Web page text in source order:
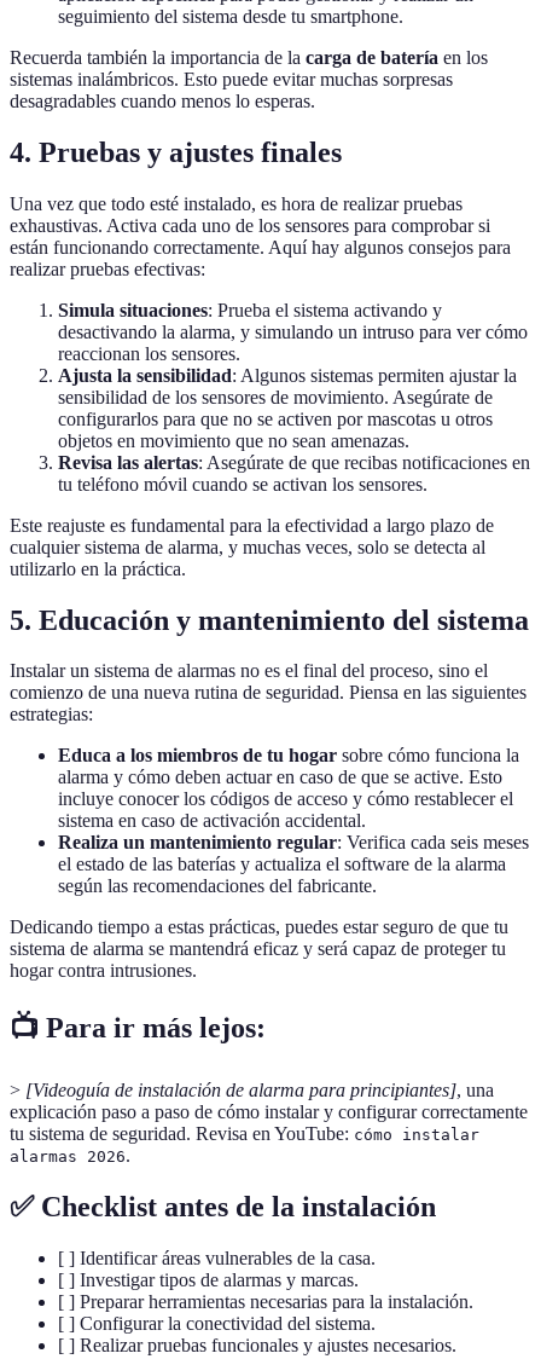
seguimiento del sistema desde tu smartphone.
Recuerda también la importancia de la carga de batería en los
sistemas inalámbricos. Esto puede evitar muchas sorpresas
desagradables cuando menos lo esperas.
4. Pruebas y ajustes finales
Una vez que todo esté instalado, es hora de realizar pruebas
exhaustivas. Activa cada uno de los sensores para comprobar si
están funcionando correctamente. Aquí hay algunos consejos para
realizar pruebas efectivas:
Simula situaciones: Prueba el sistema activando y
desactivando la alarma, y simulando un intruso para ver cómo
reaccionan los sensores.
Ajusta la sensibilidad: Algunos sistemas permiten ajustar la
sensibilidad de los sensores de movimiento. Asegúrate de
configurarlos para que no se activen por mascotas u otros
objetos en movimiento que no sean amenazas.
Revisa las alertas: Asegúrate de que recibas notificaciones en
tu teléfono móvil cuando se activan los sensores.
Este reajuste es fundamental para la efectividad a largo plazo de
cualquier sistema de alarma, y muchas veces, solo se detecta al
utilizarlo en la práctica.
5. Educación y mantenimiento del sistema
Instalar un sistema de alarmas no es el final del proceso, sino el
comienzo de una nueva rutina de seguridad. Piensa en las siguientes
estrategias:
Educa a los miembros de tu hogar sobre cómo funciona la
alarma y cómo deben actuar en caso de que se active. Esto
incluye conocer los códigos de acceso y cómo restablecer el
sistema en caso de activación accidental.
Realiza un mantenimiento regular: Verifica cada seis meses
el estado de las baterías y actualiza el software de la alarma
según las recomendaciones del fabricante.
Dedicando tiempo a estas prácticas, puedes estar seguro de que tu
sistema de alarma se mantendrá eficaz y será capaz de proteger tu
hogar contra intrusiones.
📺 Para ir más lejos:
> [Videoguía de instalación de alarma para principiantes], una
explicación paso a paso de cómo instalar y configurar correctamente
tu sistema de seguridad. Revisa en YouTube: cómo instalar
alarmas 2026.
✅ Checklist antes de la instalación
[ ] Identificar áreas vulnerables de la casa.
[ ] Investigar tipos de alarmas y marcas.
[ ] Preparar herramientas necesarias para la instalación.
[ ] Configurar la conectividad del sistema.
[ ] Realizar pruebas funcionales y ajustes necesarios.